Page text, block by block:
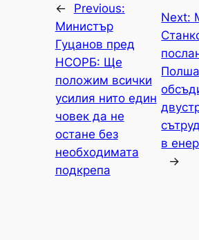
←
Previous:
Министър
Гуцанов пред
НСОРБ: Ще
положим всички
усилия нито един
човек да не
остане без
необходимата
подкрепа
Next:
в
→